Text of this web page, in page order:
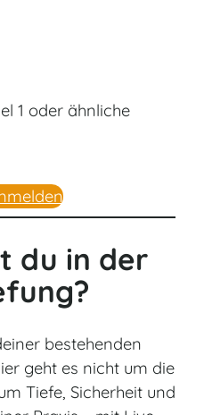
1 oder ähnliche
du in der
bestehenden
geht es nicht um die
Tiefe, Sicherheit und